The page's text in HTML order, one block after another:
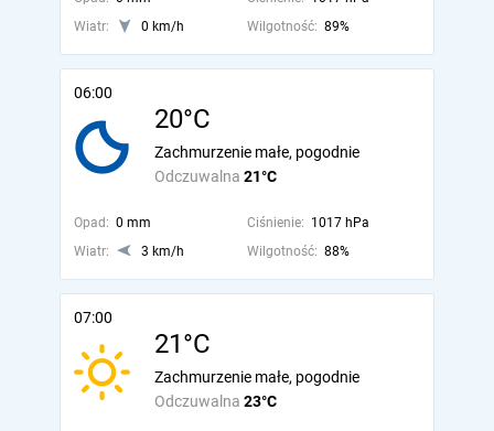
Wiatr:
0 km/h Wilgotność: 89%
06:00
20°C
Odczuwalna 21°C
Zachmurzenie małe, pogodnie
Opad: 0 mm Ciśnienie: 1017 hPa
Wiatr:
3 km/h Wilgotność: 88%
07:00
21°C
Odczuwalna 23°C
Zachmurzenie małe, pogodnie